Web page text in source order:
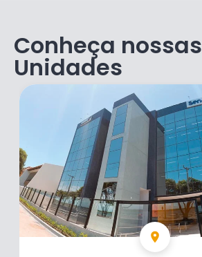
Conheça nossas
Unidades